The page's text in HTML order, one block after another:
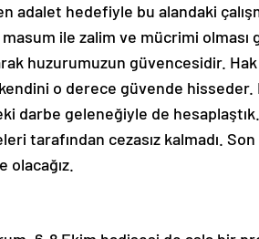
hedefiyle bu alandaki
ile zalim ve mücrimi olması
huzurumuzun güvencesidir.
o derece güvende hisseder.
darbe geleneğiyle de hesaplaştık.
tarafından cezasız kalmadı. Son
olacağız.